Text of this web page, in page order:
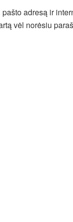
adresą ir
vėl norėsiu